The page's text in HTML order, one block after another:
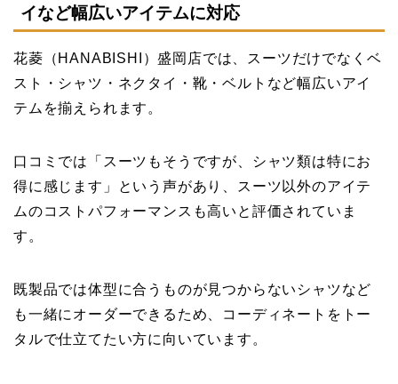
イなど幅広いアイテムに対応
花菱（HANABISHI）盛岡店では、スーツだけでなくベ
スト・シャツ・ネクタイ・靴・ベルトなど幅広いアイ
テムを揃えられます。
口コミでは「スーツもそうですが、シャツ類は特にお
得に感じます」という声があり、スーツ以外のアイテ
ムのコストパフォーマンスも高いと評価されていま
す。
既製品では体型に合うものが見つからないシャツなど
も一緒にオーダーできるため、コーディネートをトー
タルで仕立てたい方に向いています。